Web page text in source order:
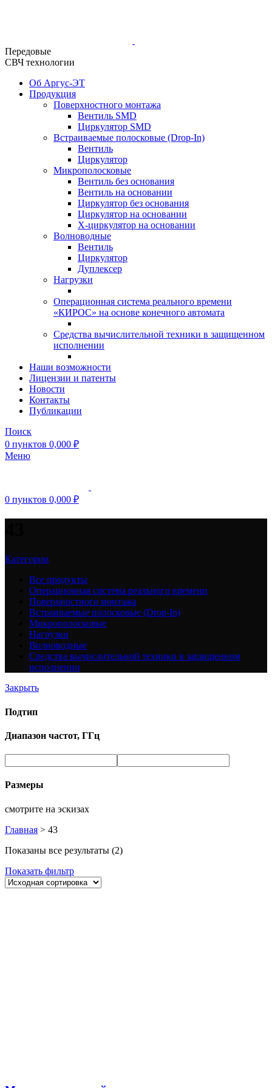
Передовые
СВЧ технологии
Об Аргус-ЭТ
Продукция
Поверхностного монтажа
Вентиль SMD
Циркулятор SMD
Встраиваемые полосковые (Drop-In)
Вентиль
Циркулятор
Микрополосковые
Вентиль без основания
Вентиль на основании
Циркулятор без основания
Циркулятор на основании
Х-циркулятор на основании
Волноводные
Вентиль
Циркулятор
Дуплексер
Нагрузки
Операционная система реального времени
«КИРОС» на основе конечного автомата
Средства вычислительной техники в защищенном
исполнении
Наши возможности
Лицензии и патенты
Новости
Контакты
Публикации
Поиск
0 пунктов 0,000 ₽
Меню
0 пунктов 0,000 ₽
Категории
Все продукты
Операционная система реального времени
Поверхностного монтажа
Встраиваемые полосковые (Drop-In)
Микрополосковые
Нагрузки
Волноводные
Средства вычислительной техники в защищенном
исполнении
Закрыть
Подтип
Диапазон частот, ГГц
Размеры
смотрите на эскизах
Главная > 43
Показаны все результаты (2)
Показать фильтр